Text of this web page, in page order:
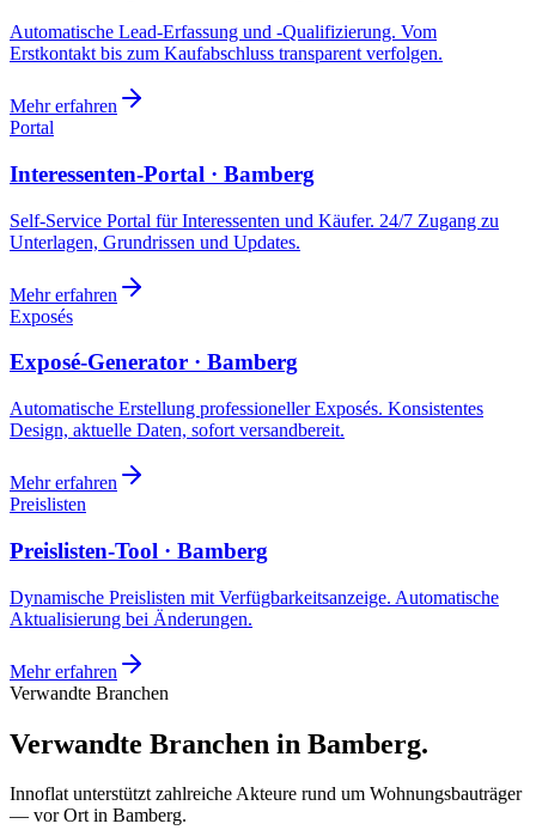
Automatische Lead-Erfassung und -Qualifizierung. Vom
Erstkontakt bis zum Kaufabschluss transparent verfolgen.
Mehr erfahren
Portal
Interessenten-Portal · Bamberg
Self-Service Portal für Interessenten und Käufer. 24/7 Zugang zu
Unterlagen, Grundrissen und Updates.
Mehr erfahren
Exposés
Exposé-Generator · Bamberg
Automatische Erstellung professioneller Exposés. Konsistentes
Design, aktuelle Daten, sofort versandbereit.
Mehr erfahren
Preislisten
Preislisten-Tool · Bamberg
Dynamische Preislisten mit Verfügbarkeitsanzeige. Automatische
Aktualisierung bei Änderungen.
Mehr erfahren
Verwandte Branchen
Verwandte Branchen in Bamberg.
Innoflat unterstützt zahlreiche Akteure rund um Wohnungsbauträger
— vor Ort in Bamberg.